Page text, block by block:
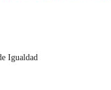
Igualdad